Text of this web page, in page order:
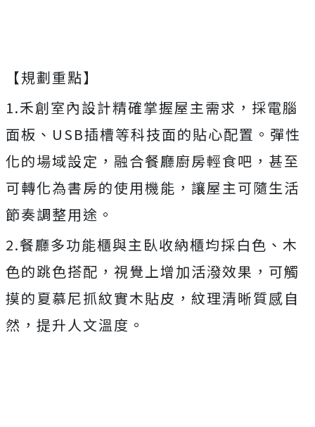
【規劃重點】
1.禾創室內設計精確掌握屋主需求，採電腦
面板、USB插槽等科技面的貼心配置。彈性
化的場域設定，融合餐廳廚房輕食吧，甚至
可轉化為書房的使用機能，讓屋主可隨生活
節奏調整用途。
2.餐廳多功能櫃與主臥收納櫃均採白色、木
色的跳色搭配，視覺上增加活潑效果，可觸
摸的夏慕尼抓紋實木貼皮，紋理清晰質感自
然，提升人文溫度。